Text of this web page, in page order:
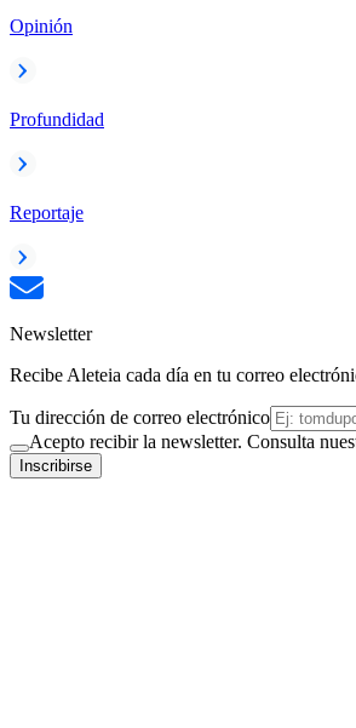
Opinión
Profundidad
Reportaje
Newsletter
Recibe Aleteia cada día en tu correo
Tu dirección de correo electrónico
Acepto recibir la newsletter. Consulta
Inscribirse